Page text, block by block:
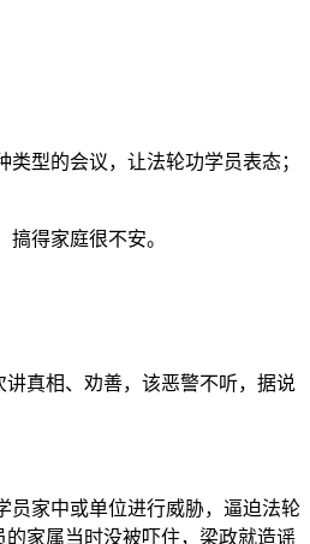
型的会议，让法轮功学员表态；
得家庭很不安。
真相、劝善，该恶警不听，据说
员家中或单位进行威胁，逼迫法轮
家属当时没被吓住，梁政就造谣